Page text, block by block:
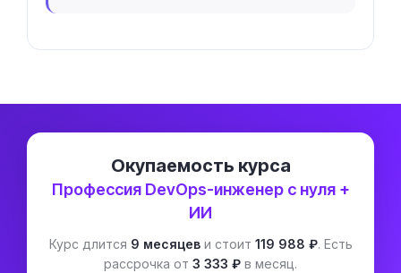
Окупаемость курса
Профессия DevOps-инженер с нуля +
ИИ
Курс длится 9 месяцеви стоит 119 988 ₽. Есть
рассрочка от 3 333 ₽ в месяц.